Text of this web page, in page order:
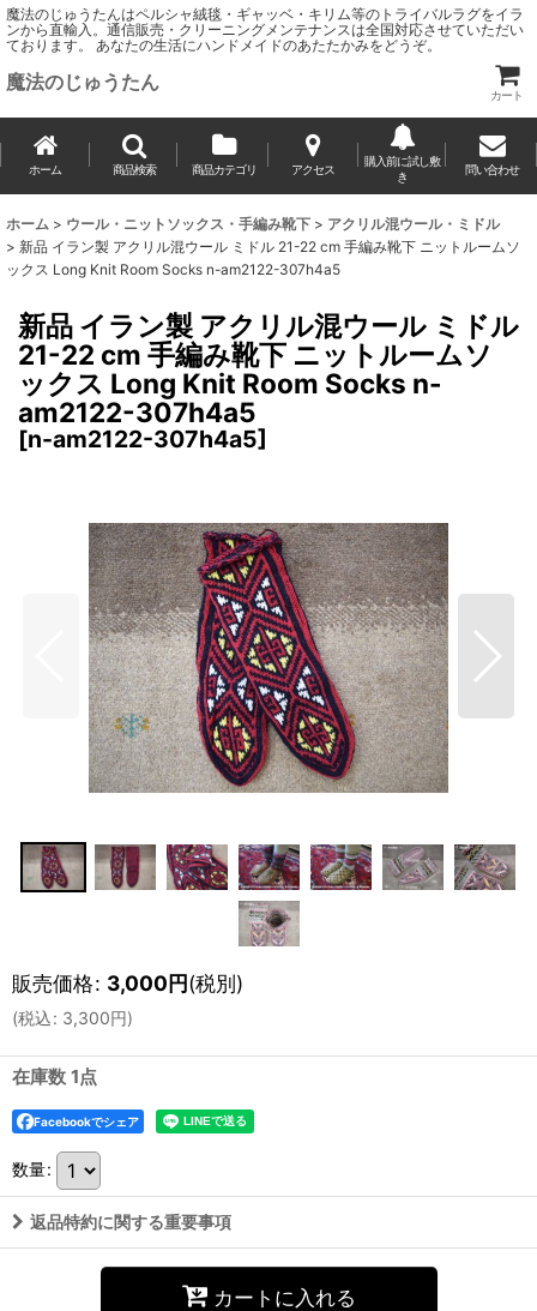
魔法のじゅうたんはペルシャ絨毯・ギャッベ・キリム等のトライバルラグをイラ
ンから直輸入。通信販売・クリーニングメンテナンスは全国対応させていただい
ております。 あなたの生活にハンドメイドのあたたかみをどうぞ。
魔法のじゅうたん
カート
ホーム 商品検索 商品カテゴリ アクセス
購入前に試し敷
き
問い合わせ
ホーム > ウール・ニットソックス・手編み靴下 > アクリル混ウール・ミドル
> 新品 イラン製 アクリル混ウール ミドル 21-22 cm 手編み靴下 ニットルームソ
ックス Long Knit Room Socks n-am2122-307h4a5
新品 イラン製 アクリル混ウール ミドル
21-22 cm 手編み靴下 ニットルームソ
ックス Long Knit Room Socks n-
am2122-307h4a5
[n-am2122-307h4a5]
販売価格: 3,000円(税別)
(税込: 3,300円)
在庫数 1点
Facebookでシェア
数量:
返品特約に関する重要事項
カートに入れる